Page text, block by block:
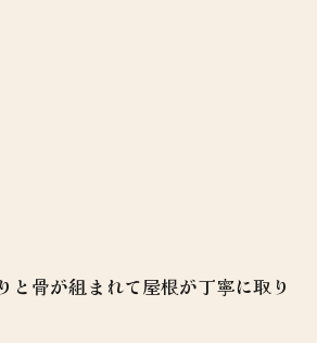
と骨が組まれて屋根が丁寧に取り